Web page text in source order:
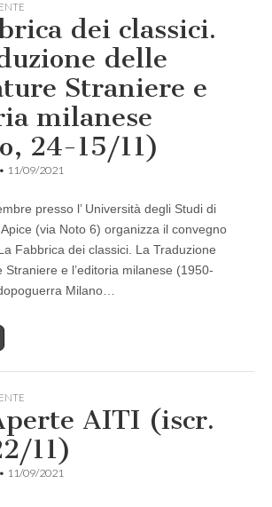
dei classici.
delle
Straniere e
milanese
24-15/11)
• 11/09/2021
presso l’ Università degli Studi di
(via Noto 6) organizza il convegno
Fabbrica dei classici. La Traduzione
e l’editoria milanese (1950-
Milano…
AITI (iscr.
11)
• 11/09/2021